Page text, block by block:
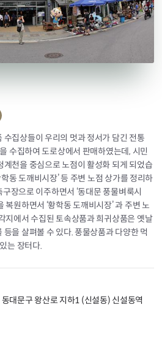
집상들이 우리의 멋과 정서가 담긴 전통
수집하여 도로상에서 판매하였는데, 시민
천을 중심으로 노점이 활성화 되게 되었습
동 도깨비시장’ 등 주변 노점 상가를 정리하
장으로 이주하면서 ‘동대문 풍물벼룩시
복원하면서 ‘황학동 도깨비시장’ 과 주변 노
지에서 수집된 토속상품과 희귀상품은 옛날
을 살펴볼 수 있다. 풍물상품과 다양한 먹
는 장터다.
대문구 왕산로 지하1 (신설동) 신설동역